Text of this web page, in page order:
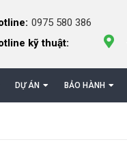
0975 580 386
kỹ thuật:
DỰ ÁN BẢO HÀNH